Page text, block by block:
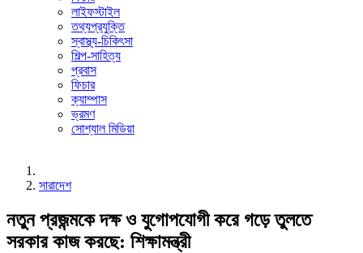
লাইফস্টাইল
তথ্যপ্রযুক্তি
স্বাস্থ্য-চিকিৎসা
শিল্প-সাহিত্য
প্রবাস
ফিচার
ক্যাম্পাস
ভ্রমণ
সোশ্যাল মিডিয়া
সারাদেশ
নতুন প্রজন্মকে দক্ষ ও যুগোপযোগী করে গড়ে তুলতে
সরকার কাজ করছে: শিক্ষামন্ত্রী